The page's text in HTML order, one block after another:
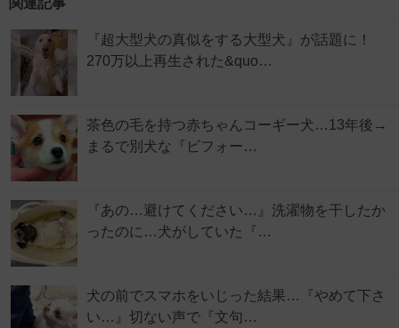
『超大型犬の真似をする大型犬』が話題に！
270万以上再生された&quo…
茶色の毛を持つ赤ちゃんコーギー犬…13年後→
まるで別犬な『ビフォー…
『あの…避けてください…』洗濯物を干したか
ったのに…犬がしていた『…
犬の前でスマホをいじった結果…『やめて下さ
い…』切ない声で『文句…